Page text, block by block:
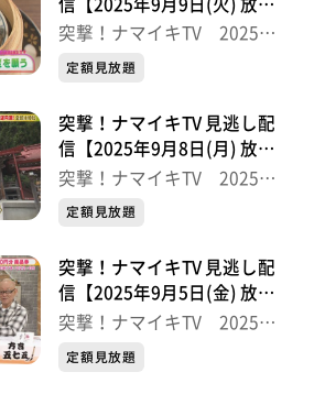
信【2025年9月9日(火) 放送
分】
突撃！ナマイキTV 2025後
半
定額見放題
突撃！ナマイキTV 見逃し配
信【2025年9月8日(月) 放送
分】
突撃！ナマイキTV 2025後
半
定額見放題
突撃！ナマイキTV 見逃し配
信【2025年9月5日(金) 放送
分】
突撃！ナマイキTV 2025後
半
定額見放題